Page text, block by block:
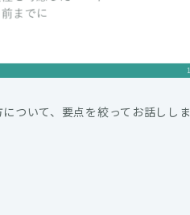
ついて、要点を絞ってお話ししま